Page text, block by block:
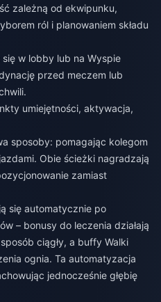
zależną od ekwipunku,
ról i planowaniem składu
w lobby lub na Wyspie
przed meczem lub
umiejętności, aktywacja,
sposoby: pomagając kolegom
Obie ścieżki nagradzają
zamiast
się automatycznie po
– bonusy do leczenia działają
ciągły, a buffy Walki
ognia. Ta automatyzacja
jednocześnie głębię